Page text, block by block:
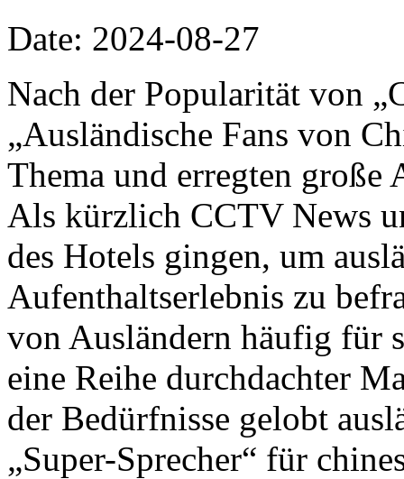
Date: 2024-08-27
Nach der Popularität von
„Ausländische Fans von
Thema und erregten
Als kürzlich CCTV News
des Hotels gingen, um
Aufenthaltserlebnis zu
von Ausländern häufig für
eine Reihe durchdachter
der Bedürfnisse gelobt
„Super-Sprecher“ für